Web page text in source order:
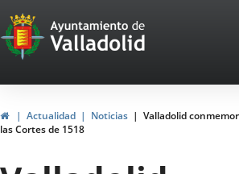
Portal
Web
del
Ayuntamiento
de
InicioActualidad Noticias
Valladolid
las Cortes de 1518